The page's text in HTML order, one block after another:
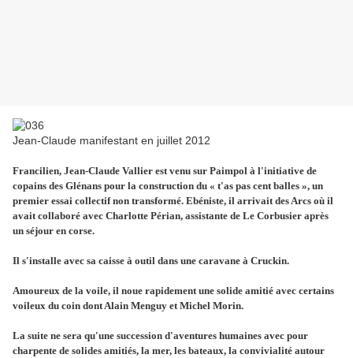
Jean-Claude manifestant en juillet 2012
Francilien, Jean-Claude Vallier est venu sur Paimpol à l'initiative de
copains des Glénans pour la construction du « t'as pas cent balles », un
premier essai collectif non transformé. Ebéniste, il arrivait des Arcs où il
avait collaboré avec Charlotte Périan, assistante de Le Corbusier après
un séjour en corse.
Il s'installe avec sa caisse à outil dans une caravane à Cruckin.
Amoureux de la voile, il noue rapidement une solide amitié avec certains
voileux du coin dont Alain Menguy et Michel Morin.
La suite ne sera qu'une succession d'aventures humaines avec pour
charpente de solides amitiés, la mer, les bateaux, la convivialité autour